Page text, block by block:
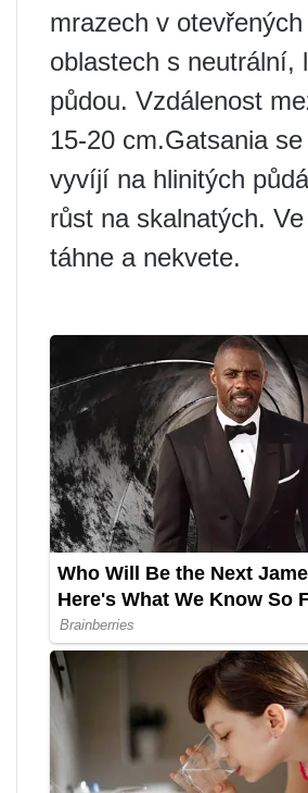
mrazech v
oblastech s neutrální,
půdou. Vzdálenost
15-20 cm.Gatsania
vyvíjí na hlinitých
růst na skalnatých.
táhne a nekvete.